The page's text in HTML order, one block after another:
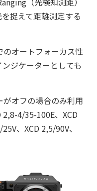
捉えて距離測定する
オートフォーカス性
ジケーターとしても
オフの場合のみ利用
4/35-100E、XCD
、XCD 2,5/90V、